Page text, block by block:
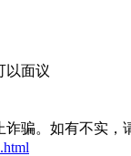
以面议
骗。如有不实